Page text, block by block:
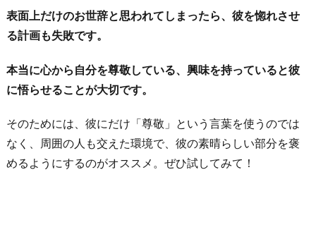
表面上だけのお世辞と思われてしまったら、彼を惚れさせ
る計画も失敗です。
本当に心から自分を尊敬している、興味を持っていると彼
に悟らせることが大切です。
そのためには、彼にだけ「尊敬」という言葉を使うのでは
なく、周囲の人も交えた環境で、彼の素晴らしい部分を褒
めるようにするのがオススメ。ぜひ試してみて！